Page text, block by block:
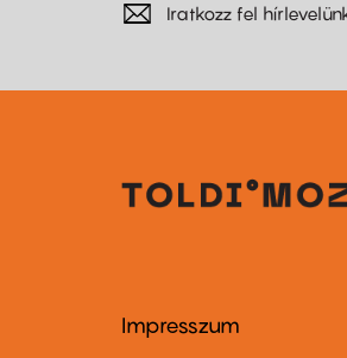
Iratkozz fel
Footer
Impresszum